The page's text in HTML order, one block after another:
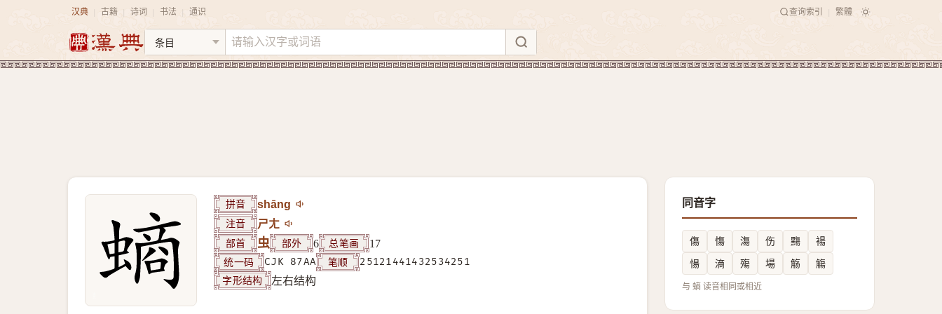
汉典 古籍 诗词 书法 通识 查询索引 繁體
拼音 shāng
注音 ㄕㄤ
部首 虫 部外 6 总笔画 17
统一码 CJK 87AA 笔顺 25121441432534251
字形结构 左右结构
同音字
傷 慯 漡 伤 䵰
禓
愓
滳 殤 場 觞 觴
与 螪 读音相同或相近